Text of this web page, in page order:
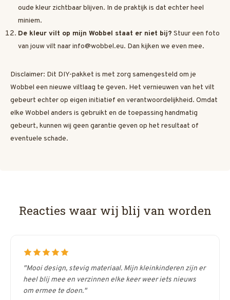
oude kleur zichtbaar blijven. In de praktijk is dat echter heel
miniem.
De kleur vilt op mijn Wobbel staat er niet bij? Stuur een foto
van jouw vilt naarinfo@wobbel.eu. Dan kijken we even mee.
Disclaimer: Dit DIY-pakket is met zorg samengesteld om je
Wobbel een nieuwe viltlaag te geven. Het vernieuwen van het vilt
gebeurt echter op eigen initiatief en verantwoordelijkheid. Omdat
elke Wobbel anders is gebruikt en de toepassing handmatig
gebeurt, kunnen wij geen garantie geven op het resultaat of
eventuele schade.
Reacties waar wij blij van worden
"Mooi design, stevig materiaal. Mijn kleinkinderen zijn er
heel blij mee en verzinnen elke keer weer iets nieuws
om ermee te doen."